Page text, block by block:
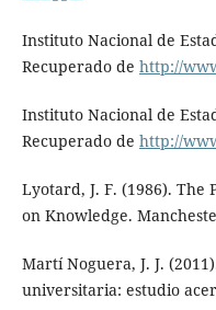
Instituto Nacional de
Recuperado de http://
Instituto Nacional de
Recuperado de http://
Lyotard, J. F. (1986). The
on Knowledge.
Martí Noguera, J. J.
universitaria: estudio